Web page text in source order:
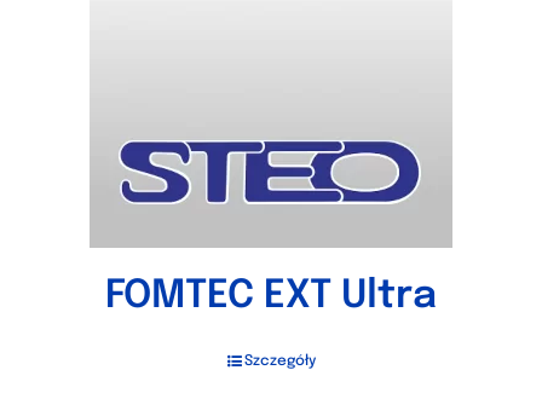
FOMTEC EXT Ultra
Szczegóły